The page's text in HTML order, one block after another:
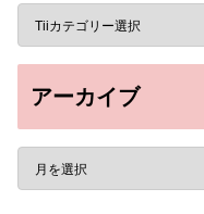
アーカイブ